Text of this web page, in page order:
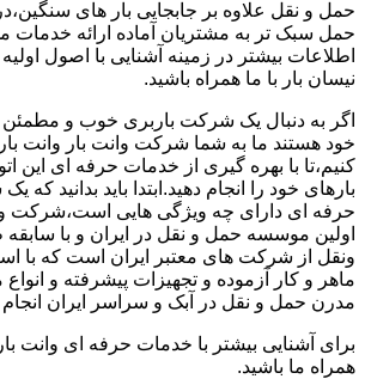
حمل و نقل علاوه بر جابجایی بار های
حمل سبک تر به مشتریان آماده ارائه
اطلاعات بیشتر در زمینه آشنایی با اصول
نیسان بار با ما همراه باشید.
اگر به دنبال یک شرکت باربری خوب و مطمئن
خود هستند ما به شما شرکت وانت بار وانت
کنیم،تا با بهره گیری از خدمات حرفه ای این
بارهای خود را انجام دهید.ابتدا باید بدانید
حرفه ای دارای چه ویژگی هایی است،شرکت
اولین موسسه حمل و نقل در ایران و با سابقه
ونقل از شرکت های معتبر ایران است که با
ماهر و کار آزموده و تجهیزات پیشرفته و
مدرن حمل و نقل در آبک و سراسر ایران
برای آشنایی بیشتر با خدمات حرفه ای وانت
همراه ما باشید.